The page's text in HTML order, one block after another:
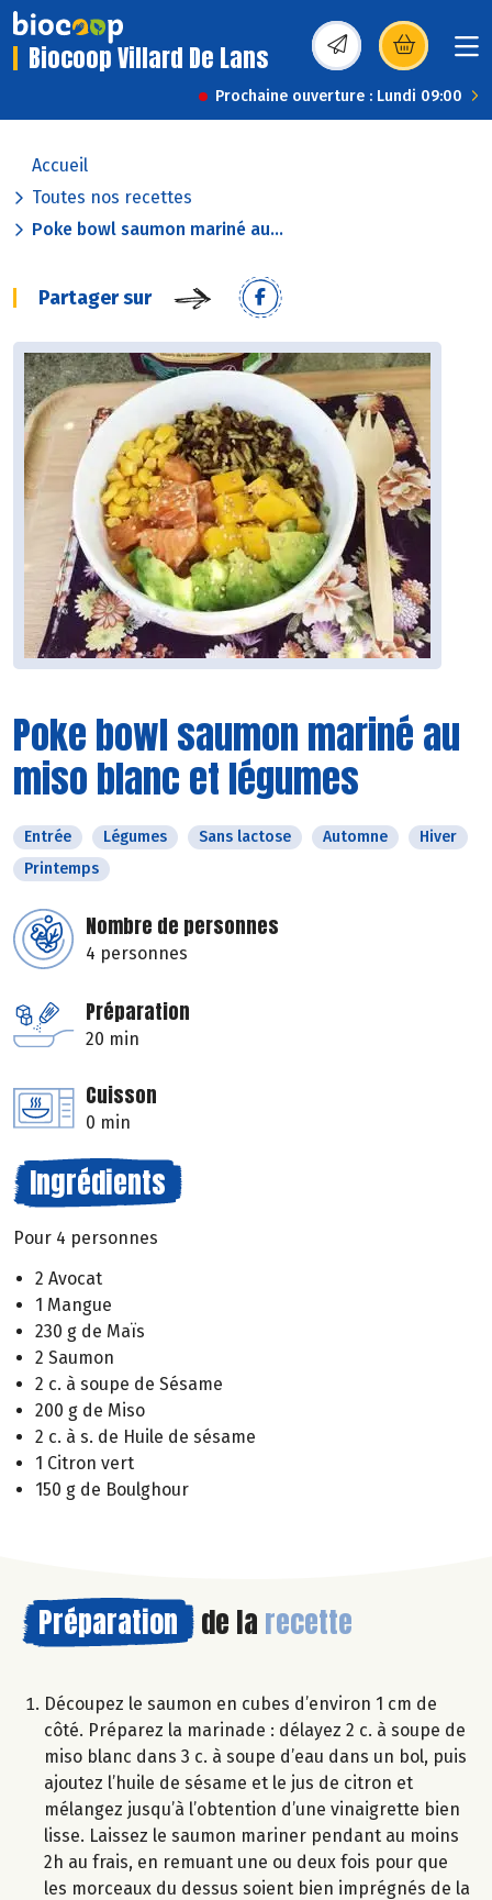
Biocoop Villard De Lans (s’ouvre dans une
Prochaine ouverture : Lundi 09:00
Accueil
Toutes nos recettes
Poke bowl saumon mariné au...
Partager sur
Poke bowl saumon mariné au
miso blanc et légumes
Entrée Légumes Sans lactose Automne
Hiver
Printemps
Nombre de personnes
4 personnes
Préparation
20 min
Cuisson
0 min
Ingrédients
Pour 4 personnes
2 Avocat
1 Mangue
230 g de Maïs
2 Saumon
2 c. à soupe de Sésame
200 g de Miso
2 c. à s. de Huile de sésame
1 Citron vert
150 g de Boulghour
Préparation de la recette
Découpez le saumon en cubes d’environ 1 cm de
côté. Préparez la marinade : délayez 2 c. à soupe de
miso blanc dans 3 c. à soupe d’eau dans un bol, puis
ajoutez l’huile de sésame et le jus de citron et
mélangez jusqu’à l’obtention d’une vinaigrette bien
lisse. Laissez le saumon mariner pendant au moins
2h au frais, en remuant une ou deux fois pour que
les morceaux du dessus soient bien imprégnés de la